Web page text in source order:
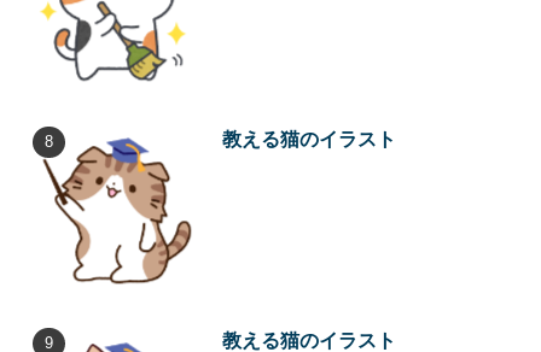
教える猫のイラスト
教える猫のイラスト